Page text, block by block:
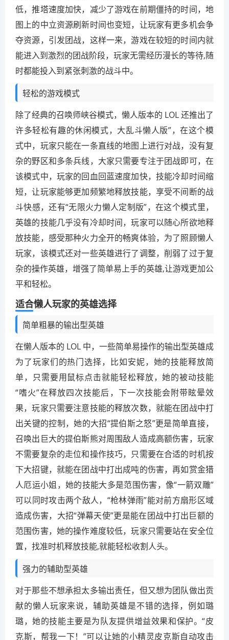
低，推塔速度加快，减少了游戏在前期僵持的时间，地
图上的中立资源刷新时间也变短，让玩家有更多机会争
夺资源，引发团战，这样一来，游戏在较短的时间内就
能进入到激烈的团战阶段，玩家无需经历漫长的等待,随
时都能投入到紧张刺激的战斗中。
轻松的游戏模式
除了经典的召唤师峡谷模式，懒人版本的 LOL 还推出了
许多轻松有趣的休闲模式，大乱斗懒人版”，在这个模
式中，玩家只能在一条直线的地图上进行对战，没有复
杂的野区和多条兵线，大家只需要专注于团战即可，在
该模式中，玩家的回血回蓝速度加快，技能冷却时间缩
短，让玩家能够更加频繁地释放技能，享受不间断的战
斗快感，还有“无限火力懒人定制版”，在这个模式里，
英雄的技能几乎没有冷却时间，玩家可以随心所欲地释
放技能，感受那种火力全开的畅爽体验，为了照顾懒人
玩家，该模式还对一些英雄进行了调整，削弱了过于复
杂的操作英雄，增强了简单易上手的英雄,让游戏更加公
平和轻松。
适合懒人玩家的英雄选择
简单粗暴的输出型英雄
在懒人版本的 LOL 中，一些简单易操作的输出型英雄成
为了玩家们的热门选择，比如安妮，她的技能释放简
单，只需要用鼠标点击就能轻松释放，她的被动技能
“嗜火”在释放四次技能后，下一次技能会附带眩晕效
果，玩家只需要注意技能的释放次数，就能在团战中打
出关键的控制，她的大招“提伯斯之怒”更是简单直接，
召唤出巨大的提伯斯熊对周围敌人造成高额伤害，玩家
不需要复杂的走位和操作技巧，只需要在合适的时机按
下大招键，就能在团战中打出成吨的伤害，再如赏金猎
人厄运小姐，她的技能大多是范围伤害，像“一箭双雕”
可以同时攻击两个敌人，“枪林弹雨”能对前方扇形区域
造成伤害，大招“弹幕天使”更是能在团战中打出巨额的
范围伤害，她的操作难度较低，玩家只需要站在安全位
置，找准时机释放技能,就能轻松收割人头。
强力的辅助型英雄
对于那些不想承担太多输出责任，但又想为团队做出贡
献的懒人玩家来说，辅助英雄是不错的选择，例如璐
璐，她的技能主要是为队友提供增益效果和保护。“皮
克斯，帮我一下！”可以让她的小精灵皮克斯自动攻击